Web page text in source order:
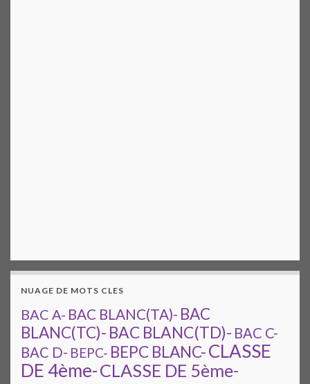
NUAGE DE MOTS CLES
BAC A- BAC BLANC(TA)- BAC
BLANC(TC)- BAC BLANC(TD)- BAC C-
BAC D- BEPC- BEPC BLANC-CLASSE
DE 4ème-CLASSE DE 5ème-